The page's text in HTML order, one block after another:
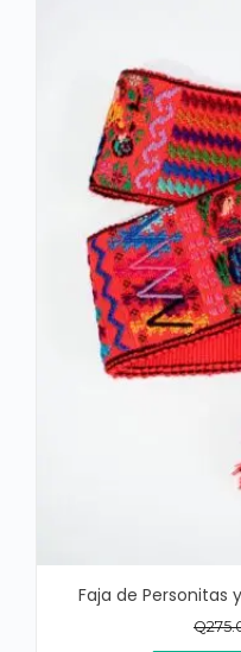
Faja de Personitas
Q